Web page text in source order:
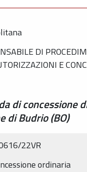
DI
E
di concessione
di Budrio (BO)
22VR
ordinaria